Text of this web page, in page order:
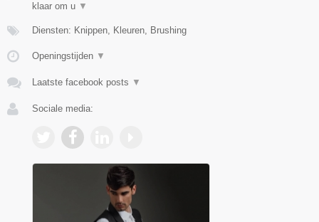
klaar om u ▼
Diensten: Knippen, Kleuren, Brushing
Openingstijden ▼
Laatste facebook posts ▼
Sociale media: